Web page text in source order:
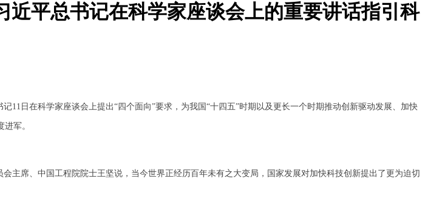
平总书记在科学家座谈会上的重要讲话指引科
在科学家座谈会上提出“四个面向”要求，为我国“十四五”时期以及更长一个时期推动创新驱动发展、加快
军。
席、中国工程院院士王坚说，当今世界正经历百年未有之大变局，国家发展对加快科技创新提出了更为迫切